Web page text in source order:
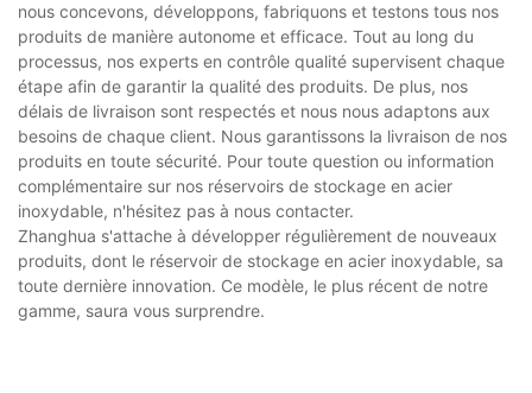
nous concevons, développons, fabriquons et testons tous nos
produits de manière autonome et efficace. Tout au long du
processus, nos experts en contrôle qualité supervisent chaque
étape afin de garantir la qualité des produits. De plus, nos
délais de livraison sont respectés et nous nous adaptons aux
besoins de chaque client. Nous garantissons la livraison de nos
produits en toute sécurité. Pour toute question ou information
complémentaire sur nos réservoirs de stockage en acier
inoxydable, n'hésitez pas à nous contacter.
Zhanghua s'attache à développer régulièrement de nouveaux
produits, dont le réservoir de stockage en acier inoxydable, sa
toute dernière innovation. Ce modèle, le plus récent de notre
gamme, saura vous surprendre.